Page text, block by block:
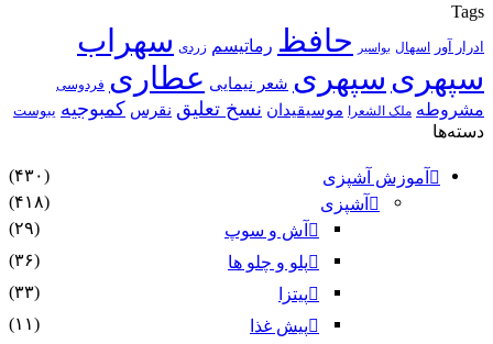
Tags
ادرار آور اسهال بواسیر حافظ رماتیسم زردی سهراب
سپهری سپهری شعر نیمایی عطاری فردوسی
مشروطه ملک الشعرا موسیقیدان نسخ تعلیق نقرس کمبوجیه یبوست
دسته‌ها
آموزش آشپزی
(۴۳۰)
آشپزی
(۴۱۸)
آش و سوپ
(۲۹)
پلو و چلو ها
(۳۶)
پیتزا
(۳۳)
پیش غذا
(۱۱)